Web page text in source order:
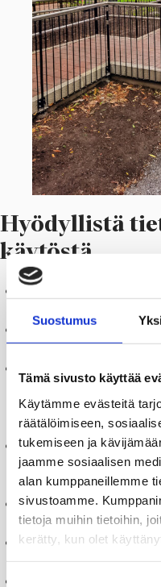
Suostumus
Tämä sivusto käyttää
Käytämme evästeitä
räätälöimiseen,
tukemiseen ja
jaamme sosiaalisen
alan kumppaneillemme
sivustoamme.
tietoja muihin tietoihin,
kerätty, kun olet
Suostumuksen
Hyödyllistä
käytöstä
Rakennuksessa on kaksi
Ovi avautuu sekä
vieressä olevaa nappia.
lähellä ovea ja se on
näkyy myös ulkopuolelta.
avautuu automaattisesti.
WC-istuimen rengas
nappia. Huuhtelunappi
automaattisesti
Käsienpesu on
samassa paikassa.
Lattia pestään
jälkeen.
Esteettömässä WC:ssä